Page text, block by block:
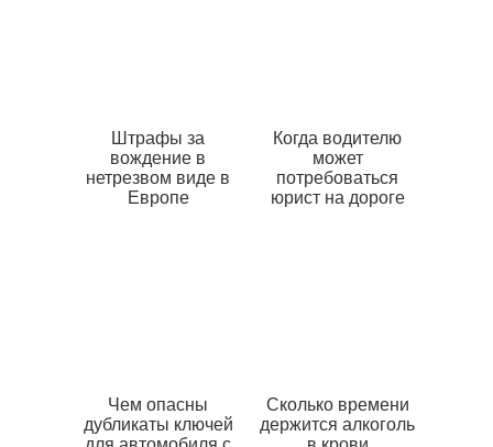
Штрафы за
вождение в
нетрезвом виде в
Европе
Когда водителю
может
потребоваться
юрист на дороге
Чем опасны
дубликаты ключей
Сколько времени
держится алкоголь